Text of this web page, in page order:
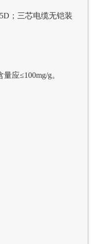
；三芯电缆无铠装
量应≤100mg/g。